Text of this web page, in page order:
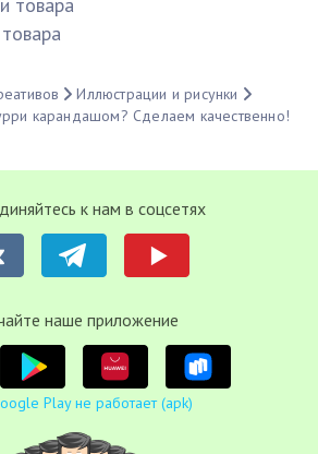
товара
Иллюстрации и рисунки
карандашом? Сделаем качественно!
к нам в соцсетях
наше приложение
Play не работает (apk)